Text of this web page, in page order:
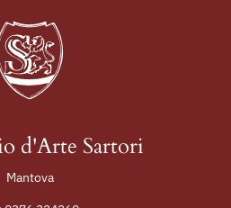
d'Arte Sartori
Mantova